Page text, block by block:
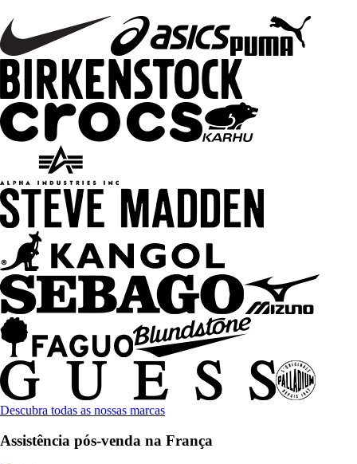
Descubra todas as nossas marcas
Assistência pós-venda na França